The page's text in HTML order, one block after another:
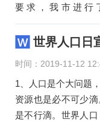
要求，我市进行
以“*********”为主题
世界人口日
时间：2019-11-12
1、人口是个大问题
资源也是必不可少
是不行滴。世界人